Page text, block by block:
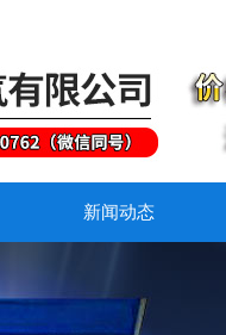
新闻动态